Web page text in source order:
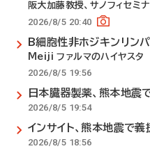
阪大加藤教授、サノフィセミ
2026/8/5 20:40
B細胞性非ホジキンリン
Meiji ファルマのハイヤスタ
2026/8/5 19:56
日本臓器製薬、熊本地震
2026/8/5 19:54
インサイト、熊本地震で義
2026/8/5 18:56